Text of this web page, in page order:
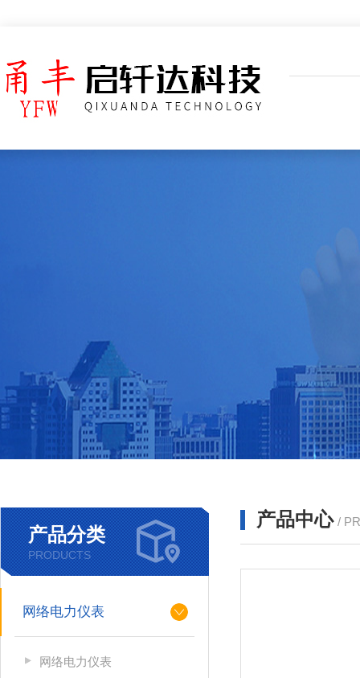
产品分类
PRODUCTS
网络电力仪表
网络电力仪表
产品中心 /